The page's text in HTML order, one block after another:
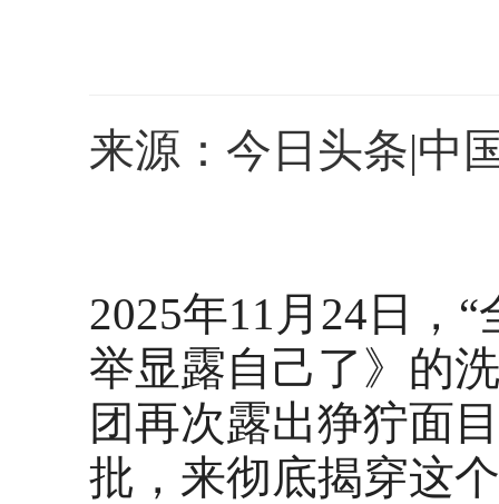
来源：今日头条|中
2025年11月24日，
举显露自己了》的
团再次露出狰狞面
批，来彻底揭穿这